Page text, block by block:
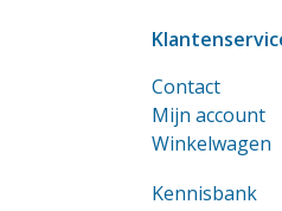
Contact
Mijn account
Winkelwagen
Kennisbank